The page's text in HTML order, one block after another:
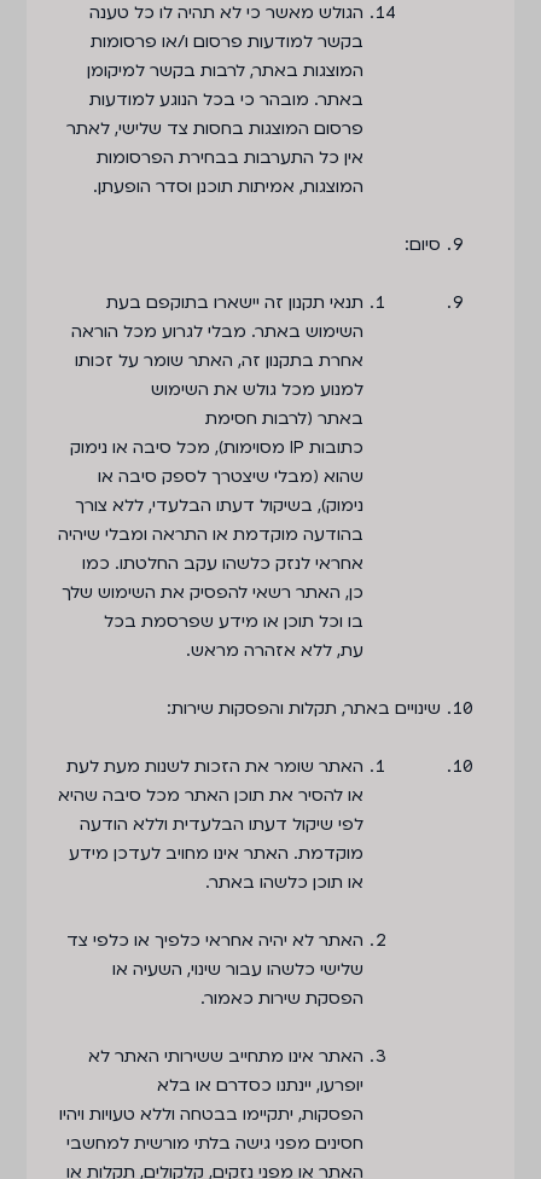
הגולש מאשר כי לא תהיה לו כל טענה
בקשר למודעות פרסום ו/או פרסומות
המוצגות באתר, לרבות בקשר למיקומן
באתר. מובהר כי בכל הנוגע למודעות
פרסום המוצגות בחסות צד שלישי, לאתר
אין כל התערבות בבחירת הפרסומות
המוצגות, אמיתות תוכנן וסדר הופעתן.
סיום:
תנאי תקנון זה יישארו בתוקפם בעת
השימוש באתר. מבלי לגרוע מכל הוראה
אחרת בתקנון זה, האתר שומר על זכותו
למנוע מכל גולש את השימוש
באתר (לרבות חסימת
כתובות IP מסוימות), מכל סיבה או נימוק
שהוא (מבלי שיצטרך לספק סיבה או
נימוק), בשיקול דעתו הבלעדי, ללא צורך
בהודעה מוקדמת או התראה ומבלי שיהיה
אחראי לנזק כלשהו עקב החלטתו. כמו
כן, האתר רשאי להפסיק את השימוש שלך
בו וכל תוכן או מידע שפרסמת בכל
עת, ללא אזהרה מראש.
שינויים באתר, תקלות והפסקות שירות:
האתר שומר את הזכות לשנות מעת לעת
או להסיר את תוכן האתר מכל סיבה שהיא
לפי שיקול דעתו הבלעדית וללא הודעה
מוקדמת. האתר אינו מחויב לעדכן מידע
או תוכן כלשהו באתר.
האתר לא יהיה אחראי כלפיך או כלפי צד
שלישי כלשהו עבור שינוי, השעיה או
הפסקת שירות כאמור.
האתר אינו מתחייב ששירותי האתר לא
יופרעו, יינתנו כסדרם או בלא
הפסקות, יתקיימו בבטחה וללא טעויות ויהיו
חסינים מפני גישה בלתי מורשית למחשבי
האתר או מפני נזקים, קלקולים, תקלות או